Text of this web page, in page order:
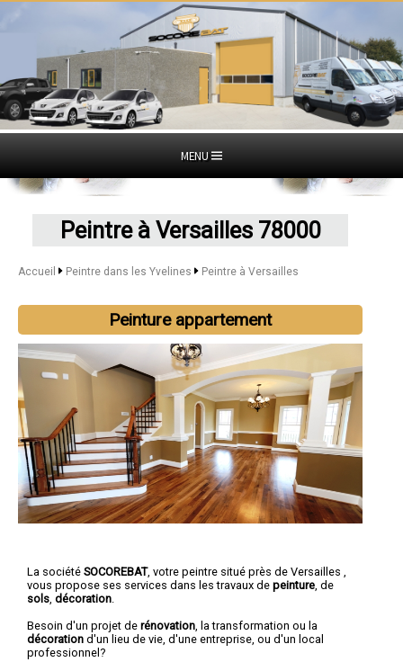
MENU
Peintre à Versailles 78000
Accueil Peintre dans les Yvelines Peintre à Versailles
Peinture appartement
La société SOCOREBAT, votre peintre situé près de Versailles ,
vous propose ses services dans les travaux de peinture , de
sols décoration
Besoin d'un projet de rénovation , la transformation ou la
décoration d'un lieu de vie, d'une entreprise, ou d'un local
professionnel?